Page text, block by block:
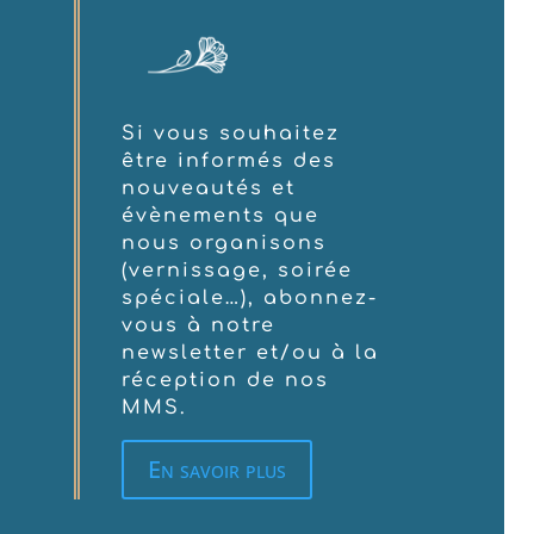
Si vous souhaitez
être informés des
nouveautés et
évènements que
nous organisons
(vernissage, soirée
spéciale…), abonnez-
vous à notre
newsletter et/ou à la
réception de nos
MMS.
En savoir plus